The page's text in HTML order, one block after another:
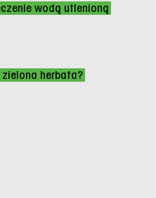
wodą utlenioną
zielona herbata?